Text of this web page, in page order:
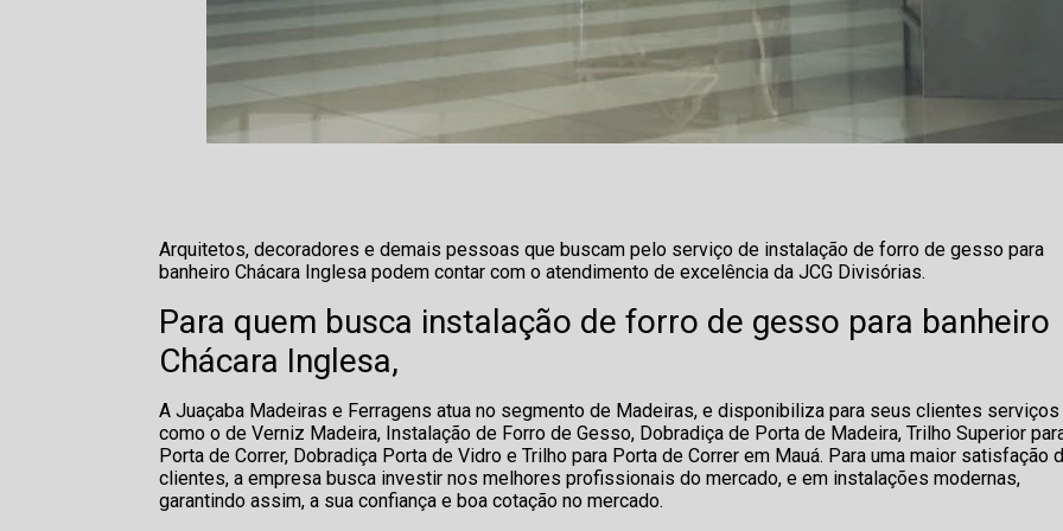
Arquitetos, decoradores e demais pessoas que buscam pelo serviço de instalação de forro de gesso para
banheiro Chácara Inglesa podem contar com o atendimento de excelência da JCG Divisórias.
Para quem busca instalação de forro de gesso para banheiro
Chácara Inglesa,
A Juaçaba Madeiras e Ferragens atua no segmento de Madeiras, e disponibiliza para seus clientes serviços
como o de Verniz Madeira, Instalação de Forro de Gesso, Dobradiça de Porta de Madeira, Trilho Superior
Porta de Correr, Dobradiça Porta de Vidro e Trilho para Porta de Correr em Mauá. Para uma maior satisfação
clientes, a empresa busca investir nos melhores profissionais do mercado, e em instalações modernas,
garantindo assim, a sua confiança e boa cotação no mercado.